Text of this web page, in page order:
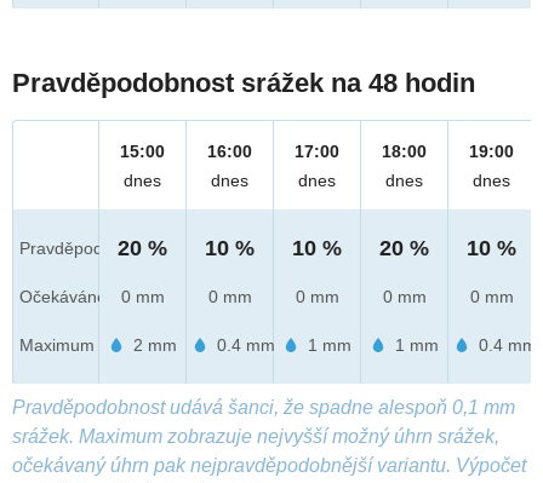
Pravděpodobnost srážek na 48 hodin
Pravděpod.
Očekáváno
Maximum
15:00
dnes
20 %
0 mm
2 mm
16:00
dnes
10 %
0 mm
0.4 mm
17:00
dnes
10 %
0 mm
1 mm
18:00
dnes
20 %
0 mm
1 mm
19:00
dnes
10 %
0 mm
0.4 mm
Pravděpodobnost udává šanci, že spadne alespoň 0,1 mm
srážek. Maximum zobrazuje nejvyšší možný úhrn srážek,
očekávaný úhrn pak nejpravděpodobnější variantu. Výpočet